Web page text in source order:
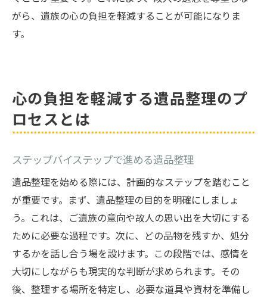
がら、遺族の心の負担を軽減することが可能になりま
す。
心の負担を軽減する遺品整理のプ
ロセスとは
ステップバイステップで進める遺品整理
遺品整理を始める際には、計画的なステップを踏むこと
が重要です。まず、遺品整理の目的を明確にしましょ
う。これは、ご遺族の意向や故人の思い出を大切にする
ために必要な過程です。次に、どの品物を残すか、処分
するかを話し合う場を設けます。この段階では、感情を
大切にしながらも現実的な判断が求められます。その
後、整理する場所を特定し、必要な道具や資材を準備し